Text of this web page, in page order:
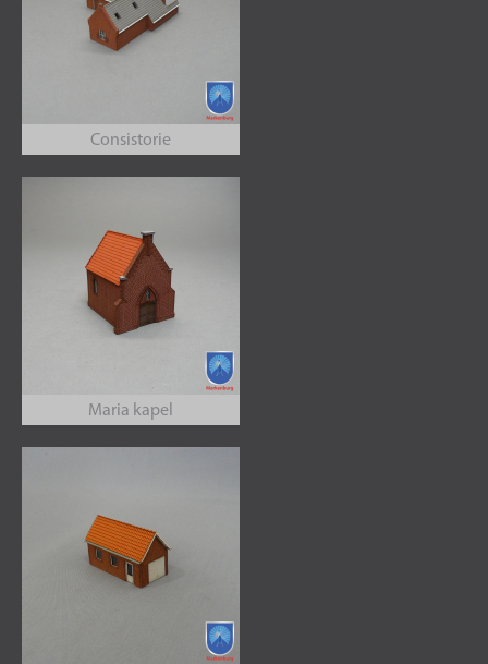
Consistorie
Maria kapel